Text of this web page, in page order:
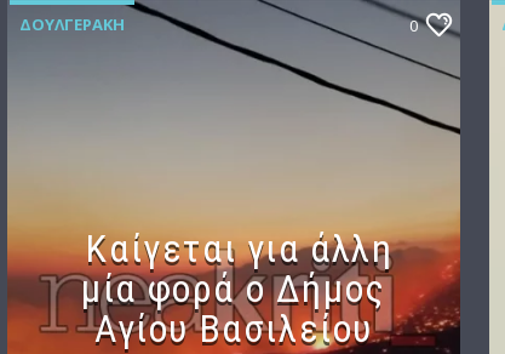
ΔΟΥΛΓΕΡΆΚΗ 0
Καίγεται για άλλη
μία φορά ο Δήμος
Αγίου Βασιλείου